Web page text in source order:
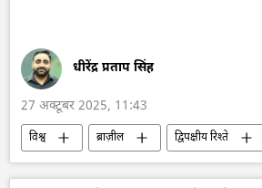
धीरेंद्र प्रताप सिंह
27 अक्टूबर 2025, 11:43
विश्व ब्राज़ील
द्विपक्षीय रिश्ते
अमेरिका
लूला दा सिल्वा
वाशिंगटन